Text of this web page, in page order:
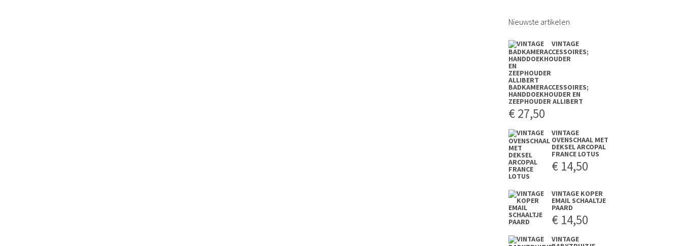
Nieuwste artikelen
VINTAGE
BADKAMERACCESSOIRES;
HANDDOEKHOUDER EN
ZEEPHOUDER ALLIBERT
€27,50
VINTAGE
OVENSCHAAL MET
DEKSEL ARCOPAL
FRANCE LOTUS
€ 14,50
VINTAGE KOPER
EMAIL SCHAALTJE
PAARD
€ 14,50
VINTAGE